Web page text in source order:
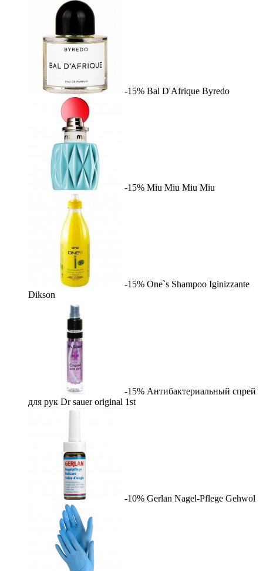
-15% Bal D'Afrique Byredo
-15% Miu Miu Miu Miu
-15% One`s Shampoo Iginizzante
Dikson
-15% Антибактериальный спрей
для рук Dr sauer original 1st
-10% Gerlan Nagel-Pflege Gehwol